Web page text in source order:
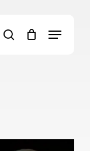
search
Menu